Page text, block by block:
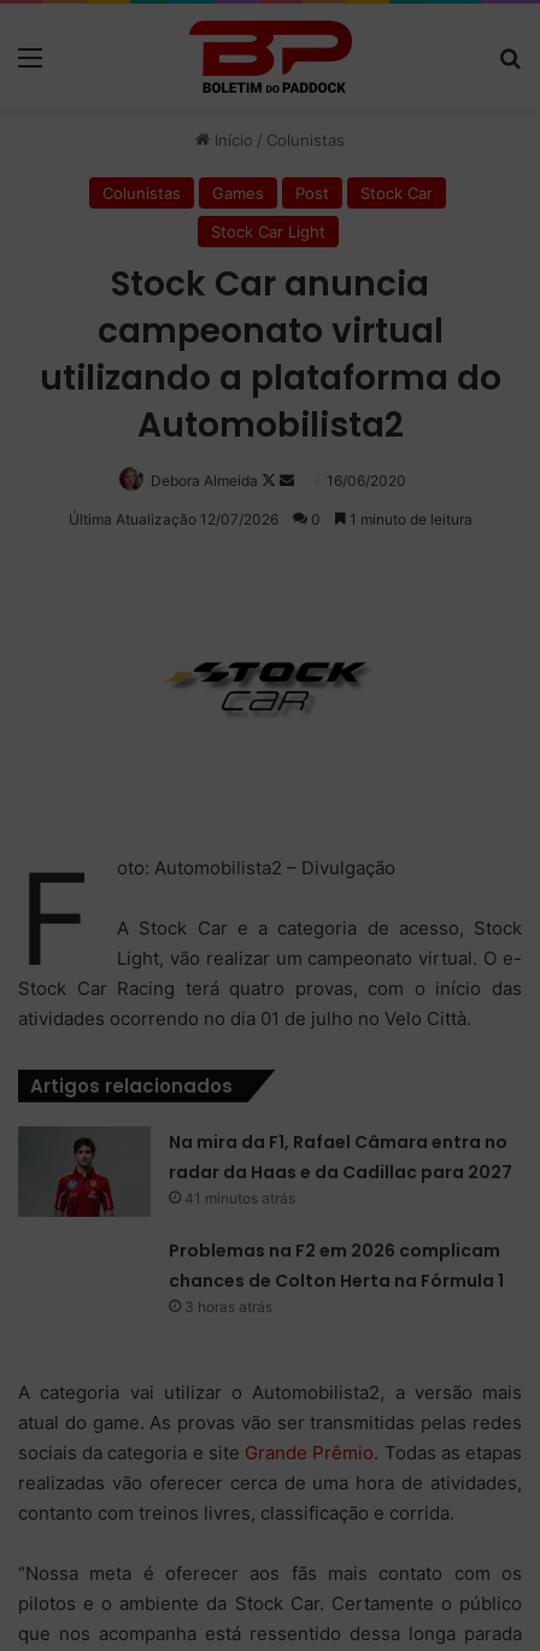
Início / Colunistas
Colunistas Games Post
Stock Car
Stock Car Light
Stock Car anuncia
campeonato virtual
utilizando a plataforma do
Automobilista2
Debora Almeida
Follow
on
Mande
um
16/06/2020
Última Atualização 12/07/2026 0 1 minuto de leitura
F oto: Automobilista2 – Divulgação
A Stock Car e a categoria de acesso, Stock
Light, vão realizar um campeonato virtual. O e-
Stock Car Racing terá quatro provas, com o início das
atividades ocorrendo no dia 01 de julho no Velo Città.
Artigos relacionados
Na mira da F1, Rafael Câmara entra no
radar da Haas e da Cadillac para 2027
41 minutos atrás
Problemas na F2 em 2026 complicam
chances de Colton Herta na Fórmula 1
3 horas atrás
A categoria vai utilizar o Automobilista2, a versão mais
atual do game. As provas vão ser transmitidas pelas redes
sociais da categoria e site Grande Prêmio. Todas as etapas
realizadas vão oferecer cerca de uma hora de atividades,
contanto com treinos livres, classificação e corrida.
“Nossa meta é oferecer aos fãs mais contato com os
pilotos e o ambiente da Stock Car. Certamente o público
que nos acompanha está ressentido dessa longa parada